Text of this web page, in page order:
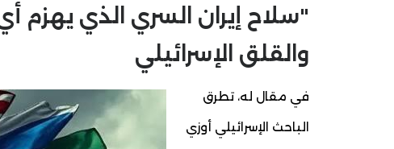
"سلاح إيران السري الذي يهزم
والقلق الإسرائيلي
في مقال له، تطرق
الباحث الإسرائيلي أوزي